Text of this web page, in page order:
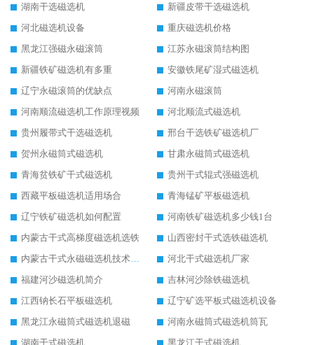
湖南干选磁选机
新疆皮带干选磁选机
河北磁选机设备
重庆磁选机价格
黑龙江强磁永磁滚筒
江苏永磁滚筒结构图
新疆铁矿磁选机有多重
安徽铁尾矿湿式磁选机
辽宁永磁滚筒的优缺点
河南永磁滚筒
河南顺流磁选机工作原理视频
河北顺流式磁选机
贵州履带式干选磁选机
邢台干选铁矿磁选机厂
贺州永磁筒式磁选机
甘肃永磁筒式磁选机
青海贫铁矿干式磁选机
贵州干式辊式强磁选机
西藏平板磁选机适用场合
青海锰矿平板磁选机
辽宁铁矿磁选机如何配置
河南铁矿磁选机多少钱1台
内蒙古干式高梯度磁选机选铁
山西密封干式选铁磁选机
内蒙古干式永磁磁选机技术要求
河北干式磁选机厂家
福建河沙磁选机简介
吉林河沙除铁磁选机
江西钠长石平板磁选机
辽宁矿选平板式磁选机设备
黑龙江永磁筒式磁选机退磁
河南永磁筒式磁选机筒瓦
湖南干式磁选机
黑龙江干式磁选机